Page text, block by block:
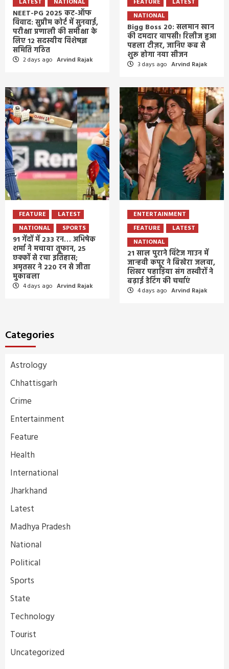
LATEST NATIONAL
NEET-PG 2025 कट-ऑफ
विवाद: सुप्रीम कोर्ट में सुनवाई,
परीक्षा प्रणाली की समीक्षा के
लिए 12 सदस्यीय विशेषज्ञ
समिति गठित
2 days ago Arvind Rajak
FEATURE
LATEST
NATIONAL
Bigg Boss 20: सलमान खान
की दमदार वापसी! रिलीज हुआ
पहला टीज़र, जानिए कब से
शुरू होगा नया सीजन
3 days ago Arvind Rajak
FEATURE
LATEST
NATIONAL
SPORTS
91 गेंदों में 233 रन… अभिषेक
शर्मा ने मचाया तूफान, 25
छक्कों से रचा इतिहास;
अमृतसर ने 220 रन से जीता
मुकाबला
4 days ago Arvind Rajak
ENTERTAINMENT
FEATURE
LATEST
NATIONAL
21 साल पुराने विंटेज गाउन में
जान्हवी कपूर ने बिखेरा जलवा,
शिखर पहाड़िया संग तस्वीरों ने
बढ़ाई डेटिंग की चर्चाएं
4 days ago Arvind Rajak
Categories
Astrology
Chhattisgarh
Crime
Entertainment
Feature
Health
International
Jharkhand
Latest
Madhya Pradesh
National
Political
Sports
State
Technology
Tourist
Uncategorized